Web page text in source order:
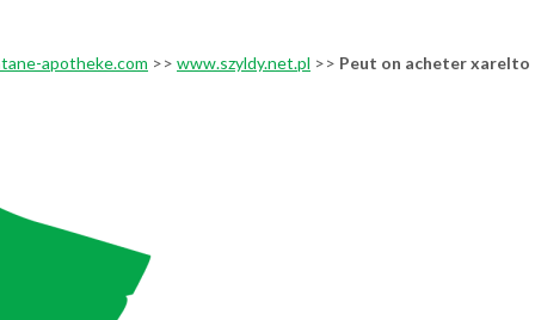
apotheke.com >> www.szyldy.net.pl >> Peut on acheter xarelto